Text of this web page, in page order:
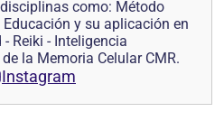
como: Método
y su aplicación en
Reiki - Inteligencia
la Memoria Celular CMR.
Instagram